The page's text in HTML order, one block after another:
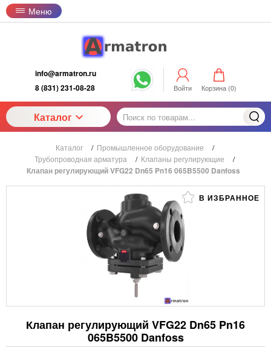
Меню
info@armatron.ru
8 (831) 231-08-28
Войти Корзина (0)
Каталог
Каталог / Промышленное оборудование
/
Трубопроводная арматура
/ Клапаны регулирующие /
Клапан регулирующий VFG22 Dn65 Pn16 065B5500 Danfoss
В ИЗБРАННОЕ
Клапан регулирующий VFG22 Dn65 Pn16
065B5500 Danfoss